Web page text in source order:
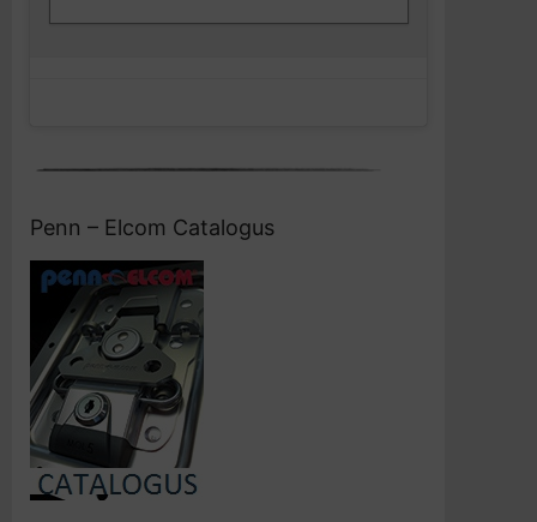
Penn – Elcom Catalogus